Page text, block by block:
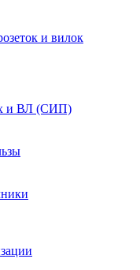
и вилок
и ВЛ (СИП)